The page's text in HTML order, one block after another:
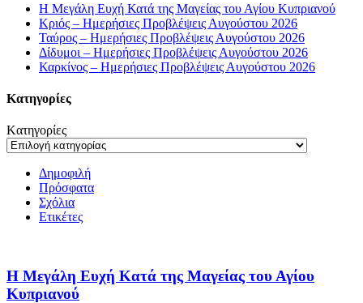
Η Μεγάλη Ευχή Κατά της Μαγείας του Αγίου Κυπριανού
Κριός – Ημερήσιες Προβλέψεις Αυγούστου 2026
Ταύρος – Ημερήσιες Προβλέψεις Αυγούστου 2026
Δίδυμοι – Ημερήσιες Προβλέψεις Αυγούστου 2026
Καρκίνος – Ημερήσιες Προβλέψεις Αυγούστου 2026
Kατηγορίες
Kατηγορίες
Δημοφιλή
Πρόσφατα
Σχόλια
Ετικέτες
Η Μεγάλη Ευχή Κατά της Μαγείας του Αγίου
Κυπριανού